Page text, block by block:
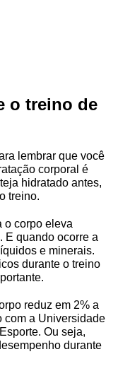
o treino de
lembrar que você
corporal é
hidratado antes,
treino.
o corpo eleva
E quando ocorre a
e minerais.
durante o treino
reduz em 2% a
com a Universidade
Ou seja,
durante